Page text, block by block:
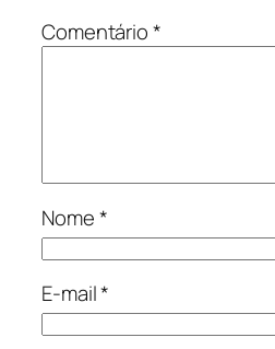
Comentário*
Nome*
E-mail*